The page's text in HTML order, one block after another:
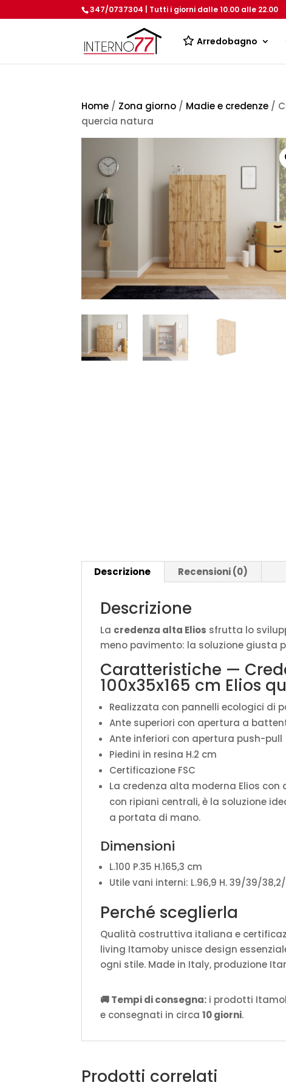
347/0737304 | Tutti i giorni dalle 10.00 alle 22.00
Arredobagno
Home / Zona giorno / Madie e credenze /
quercia natura
Descrizione Recensioni (0)
Descrizione
La credenza alta Elios sfrutta lo
meno pavimento: la soluzione giusta
Caratteristiche —
100x35x165 cm Elios
Realizzata con pannelli ecologici di
Ante superiori con apertura a
Ante inferiori con apertura push-pull
Piedini in resina H.2 cm
Certificazione FSC
La credenza alta moderna Elios
con ripiani centrali, è la soluzione
a portata di mano.
Dimensioni
L.100 P.35 H.165,3 cm
Utile vani interni: L.96,9 H. 39/39/
Perché sceglierla
Qualità costruttiva italiana e
living Itamoby unisce design
ogni stile. Made in Italy, produzione
🚚 Tempi di consegna: i prodotti
e consegnati in circa10 giorni.
Prodotti correlati